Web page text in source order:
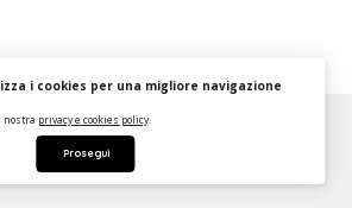
Dashboard
i cookies per una migliore navigazione
nostra privacy e cookies policy.
Prosegui